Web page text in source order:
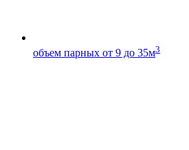
объем парных от 9 до 35м3